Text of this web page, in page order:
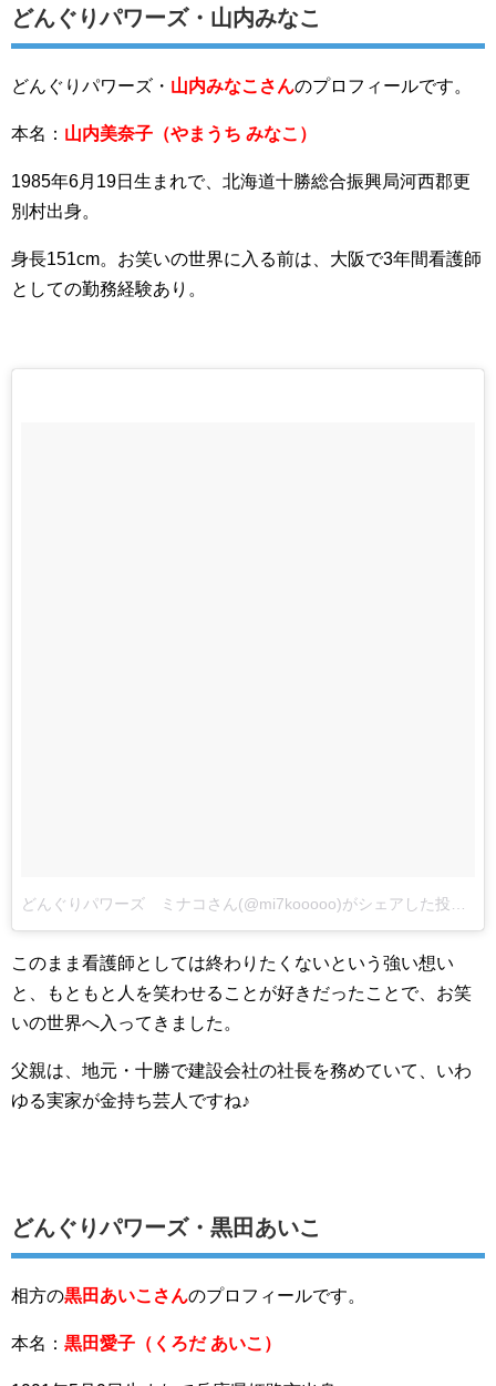
どんぐりパワーズ・山内みなこ
どんぐりパワーズ・ 山内みなこさんのプロフィールです。
本名： 山内美奈子（やまうち みなこ）
1985年6月19日生まれで、北海道十勝総合振興局河西郡更
別村出身。
身長151cm。お笑いの世界に入る前は、大阪で3年間看護師
としての勤務経験あり。
このまま看護師としては終わりたくないという強い想い
と、もともと人を笑わせることが好きだったことで、お笑
いの世界へ入ってきました。
父親は、地元・十勝で建設会社の社長を務めていて、いわ
ゆる実家が金持ち芸人ですね♪
どんぐりパワーズ・黒田あいこ
相方の黒田あいこさんのプロフィールです。
本名： 黒田愛子（くろだ あいこ）